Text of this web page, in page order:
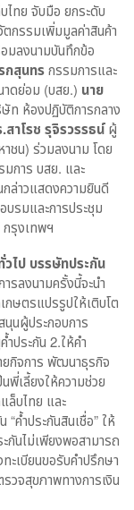
ไทย จับมือ ยกระดับ
กรรมเพิ่มมูลค่าสินค้า
มลงนามบันทึกข้อ
กสุนทรกรรมการและ
าดย่อม (บสย.) นาย
ท ห้องปฏิบัติการกลาง
สาโรช รุจิรวรรธน์ผู้
ชน) ร่วมลงนาม โดย
มการ บสย. และ
กล่าวแสดงความยินดี
รมและการประชุม
กรุงเทพฯ
ไป บรรษัทประกัน
ารลงนามครั้งนี้จะนำ
กษตรแปรรูปให้เติบโต
นผู้ประกอบการ
ประกัน 2.ให้คำ
ยกิจการ พัฒนาธุรกิจ
พี่เลี้ยงให้ความช่วย
ล็บไทย และ
ค้ำประกันสินเชื่อ” ให้
กันไม่เพียงพอสามารถ
ะเบียนขอรับคำปรึกษา
วจสุขภาพทางการเงิน